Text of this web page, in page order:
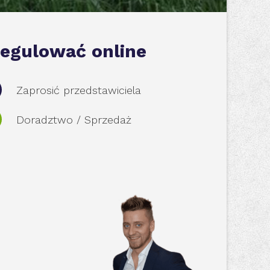
online
Zaprosić przedstawiciela
Doradztwo / Sprzedaż